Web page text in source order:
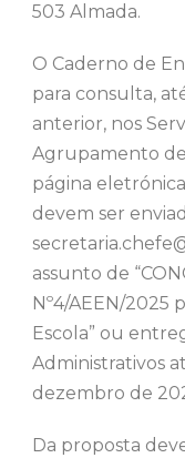
503 Almada.
O Caderno de
para consulta,
anterior, nos
Agrupamento
página
devem ser
assunto de
Nº4/AEEN/2025
Escola” ou
Administrativos
dezembro de
Da proposta